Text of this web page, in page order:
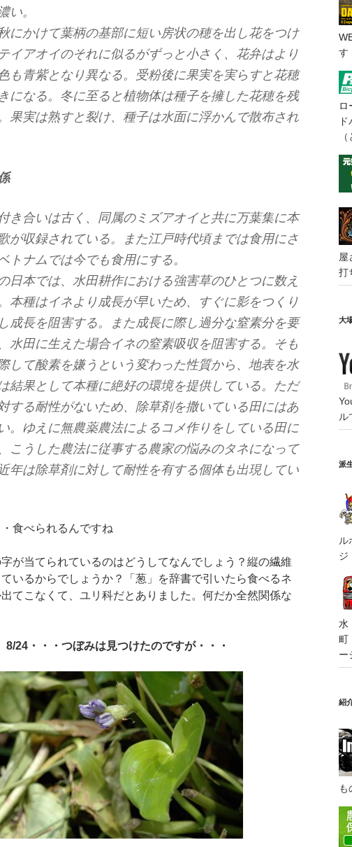
い。
にかけて葉柄の基部に短い房状の穂を出し花をつけ
イアオイのそれに似るがずっと小さく、花弁はより
も青紫となり異なる。受粉後に果実を実らすと花穂
になる。冬に至ると植物体は種子を擁した花穂を残
果実は熟すと裂け、種子は水面に浮かんで散布され
き合いは古く、同属のミズアオイと共に万葉集に本
が収録されている。また江戸時代頃までは食用にさ
トナムでは今でも食用にする。
日本では、水田耕作における強害草のひとつに数え
本種はイネより成長が早いため、すぐに影をつくり
成長を阻害する。また成長に際し過分な窒素分を要
水田に生えた場合イネの窒素吸収を阻害する。そも
して酸素を嫌うという変わった性質から、地表を水
結果として本種に絶好の環境を提供している。ただ
する耐性がないため、除草剤を撒いている田にはあ
。ゆえに無農薬農法によるコメ作りをしている田に
こうした農法に従事する農家の悩みのタネになって
年は除草剤に対して耐性を有する個体も出現してい
食べられるんですね
が当てられているのはどうしてなんでしょう？縦の繊維
いるからでしょうか？「葱」を辞書で引いたら食べるネ
てこなくて、ユリ科だとありました。何だか全然関係な
8/24・・・つぼみは見つけたのですが・・・
す
ロ
屋
打
大
ル
派
ル
ジ
水
町
ー
紹
も